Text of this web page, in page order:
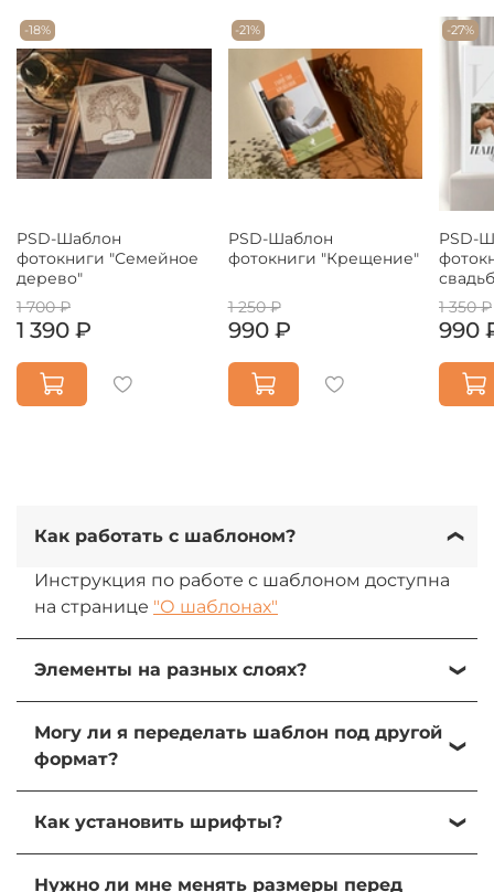
-18%
PSD-Шаблон
фотокниги "Семейное
дерево"
1 700 ₽
1 390 ₽
-21%
PSD-Шаблон
фотокниги "Крещение"
1 250 ₽
990 ₽
-27%
PSD-
1 350 ₽
990
Как работать с шаблоном?
Инструкция по работе с шаблоном доступна
на странице "О шаблонах"
Элементы на разных слоях?
желании их можно изменить, передвинуть
или удалить.
Могу ли я переделать шаблон под другой
формат?
задачу и использователь элементы для
создания других форматов.
Как установить шрифты?
Нужно ли мне менять размеры перед